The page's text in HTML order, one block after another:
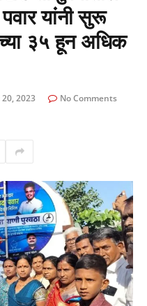
यांनी सुरू
३५ हून अधिक
2023
No Comments